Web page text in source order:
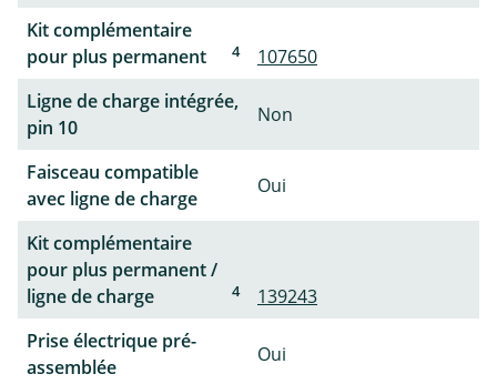
Kit complémentaire
pour plus permanent
4
107650
Ligne de charge intégrée,
pin 10
Non
Faisceau compatible
avec ligne de charge
Oui
Kit complémentaire
pour plus permanent /
ligne de charge
4
139243
Prise électrique pré-
assemblée
Oui